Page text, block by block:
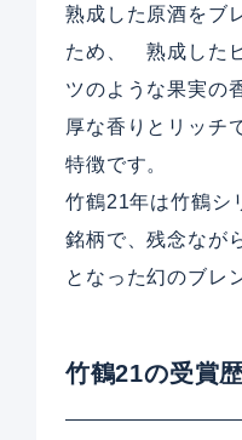
熟成した原酒をブ
ため、 熟成した
ツのような果実の
厚な香りとリッチ
特徴です。
竹鶴21年は竹鶴シ
銘柄で、残念なが
となった幻のブレ
竹鶴21の受賞